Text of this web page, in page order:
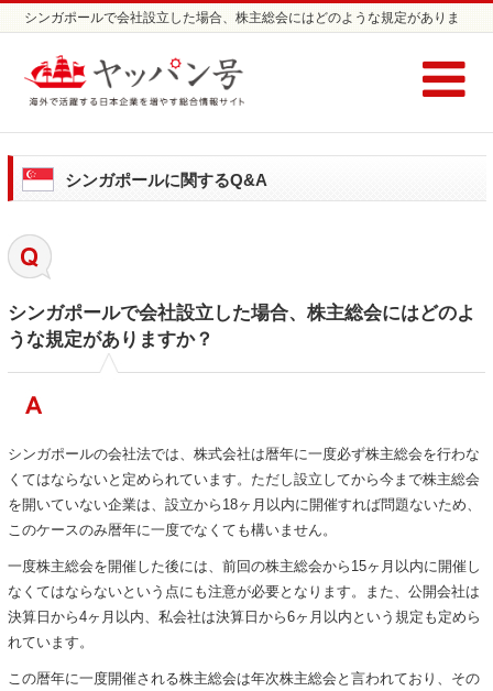
シンガポールで会社設立した場合、株主総会にはどのような規定がありま
事務所ならヤッパン号
シンガポールに関するQ&A
シンガポールで会社設立した場合、株主総会にはどのよ
うな規定がありますか？
シンガポールの会社法では、株式会社は暦年に一度必ず株主総会を行わな
くてはならないと定められています。ただし設立してから今まで株主総会
を開いていない企業は、設立から18ヶ月以内に開催すれば問題ないため、
このケースのみ暦年に一度でなくても構いません。
一度株主総会を開催した後には、前回の株主総会から15ヶ月以内に開催し
なくてはならないという点にも注意が必要となります。また、公開会社は
決算日から4ヶ月以内、私会社は決算日から6ヶ月以内という規定も定めら
れています。
この暦年に一度開催される株主総会は年次株主総会と言われており、その